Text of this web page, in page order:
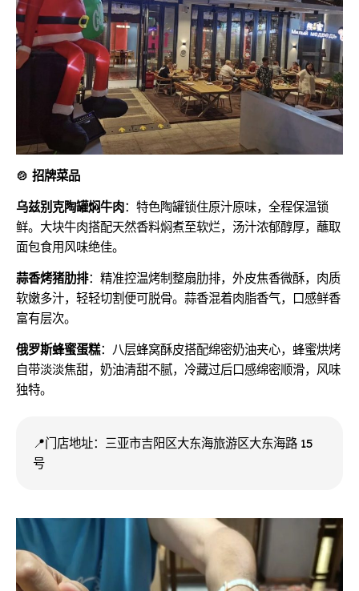
🍲 招牌菜品
乌兹别克陶罐焖牛肉：特色陶罐锁住原汁原味，全程保温锁
鲜。大块牛肉搭配天然香料焖煮至软烂，汤汁浓郁醇厚，蘸取
面包食用风味绝佳。
蒜香烤猪肋排：精准控温烤制整扇肋排，外皮焦香微酥，肉质
软嫩多汁，轻轻切割便可脱骨。蒜香混着肉脂香气，口感鲜香
富有层次。
俄罗斯蜂蜜蛋糕：八层蜂窝酥皮搭配绵密奶油夹心，蜂蜜烘烤
自带淡淡焦甜，奶油清甜不腻，冷藏过后口感绵密顺滑，风味
独特。
📍门店地址：三亚市吉阳区大东海旅游区大东海路 15
号